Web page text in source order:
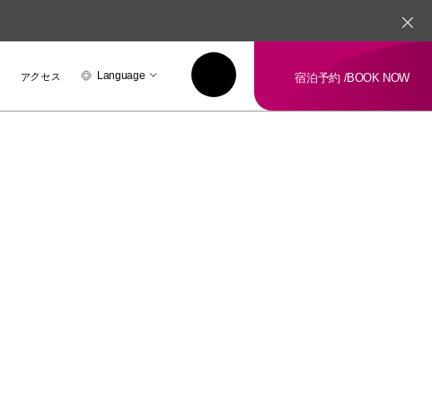
アクセス Language 宿泊予約 /BOOK NOW